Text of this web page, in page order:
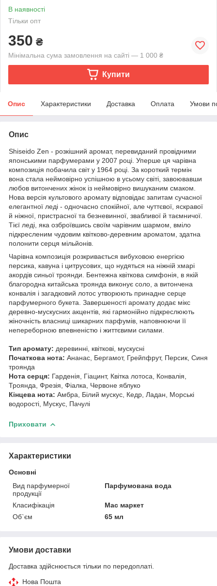
В наявності
Тільки опт
350 ₴
Мінімальна сума замовлення на сайті — 1 000 ₴
Купити
Опис Характеристики Доставка Оплата Умови
Опис
Shiseido Zen - розкішний аромат, перевиданий провідними
японськими парфумерами у 2007 році. Уперше ця чарівна
композиція побачила світ у 1964 році. За короткий термін
вона стала неймовірно успішною в усьому світі, завоювавши
любов витончених жінок із неймовірно вишуканим смаком.
Нова версія культового аромату відповідає запитам сучасної
елегантної леді - одночасно спокійної, але чуттєвої, яскравої
й ніжної, пристрасної та безневинної, звабливої й таємничої.
Тієї леді, яка озброївшись своїм чарівним шармом, вміло
підкресленим чудовим квітково-деревним ароматом, здатна
полонити серця мільйонів.
Чарівна композиція розкривається вибуховою енергією
персика, кавуна і цитрусових, що нудяться на ніжній хмарі
акордів синьої троянди. Бентежна квіткова симфонія, в якій
благородна китайська троянда виконує соло, а витончена
конвалія і загадковий лотос утворюють принадне серце
парфумерного букета. Завершеності аромату додає мікс
деревно-мускусних акцентів, які гармонійно підкреслюють
жіночність власниці шикарних парфумів, наповнюючи її
непереборною впевненістю і життєвими силами.
Тип аромату: деревинні, квіткові, мускусні
Початкова нота: Ананас, Бергамот, Грейпфрут, Персик, Синя
троянда
Нота серця: Гарденія, Гіацинт, Квітка лотоса, Конвалія,
Троянда, Фрезія, Фіалка, Червоне яблуко
Кінцева нота: Амбра, Білий мускус, Кедр, Ладан, Морські
водорості, Мускус, Пачулі
Приховати
Характеристики
Основні
Вид парфумерної
продукції
Парфумована вода
Класифікація
Мас маркет
Об`єм
65 мл
Умови доставки
Доставка здійснюється тільки по передоплаті.
Нова Пошта